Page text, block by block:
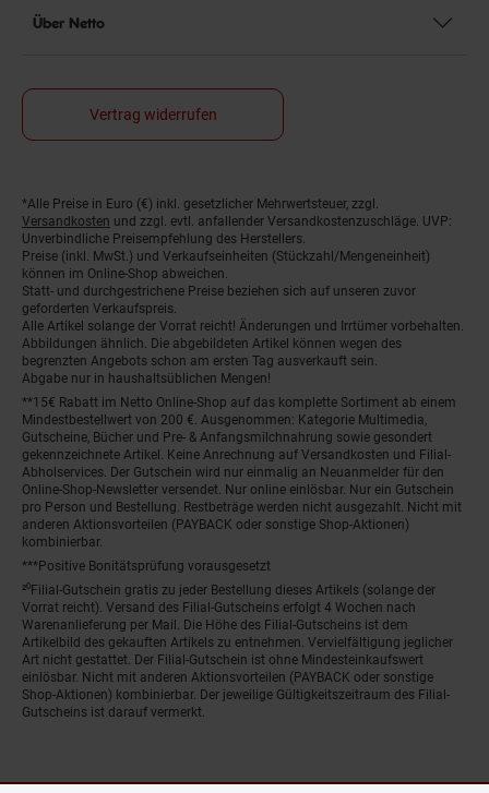
Über Netto
Vertrag widerrufen
Fußnoten
*Alle Preise in Euro (€) inkl. gesetzlicher Mehrwertsteuer, zzgl.
Versandkosten und zzgl. evtl. anfallender Versandkostenzuschläge. UVP:
Unverbindliche Preisempfehlung des Herstellers.
Preise (inkl. MwSt.) und Verkaufseinheiten (Stückzahl/Mengeneinheit)
können im Online-Shop abweichen.
Statt- und durchgestrichene Preise beziehen sich auf unseren zuvor
geforderten Verkaufspreis.
Alle Artikel solange der Vorrat reicht! Änderungen und Irrtümer vorbehalten.
Abbildungen ähnlich. Die abgebildeten Artikel können wegen des
begrenzten Angebots schon am ersten Tag ausverkauft sein.
Abgabe nur in haushaltsüblichen Mengen!
**15€ Rabatt im Netto Online-Shop auf das komplette Sortiment ab einem
Mindestbestellwert von 200 €. Ausgenommen: Kategorie Multimedia,
Gutscheine, Bücher und Pre- & Anfangsmilchnahrung sowie gesondert
gekennzeichnete Artikel. Keine Anrechnung auf Versandkosten und Filial-
Abholservices. Der Gutschein wird nur einmalig an Neuanmelder für den
Online-Shop-Newsletter versendet. Nur online einlösbar. Nur ein Gutschein
pro Person und Bestellung. Restbeträge werden nicht ausgezahlt. Nicht mit
anderen Aktionsvorteilen (PAYBACK oder sonstige Shop-Aktionen)
kombinierbar.
***Positive Bonitätsprüfung vorausgesetzt
²⁰Filial-Gutschein gratis zu jeder Bestellung dieses Artikels (solange der
Vorrat reicht). Versand des Filial-Gutscheins erfolgt 4 Wochen nach
Warenanlieferung per Mail. Die Höhe des Filial-Gutscheins ist dem
Artikelbild des gekauften Artikels zu entnehmen. Vervielfältigung jeglicher
Art nicht gestattet. Der Filial-Gutschein ist ohne Mindesteinkaufswert
einlösbar. Nicht mit anderen Aktionsvorteilen (PAYBACK oder sonstige
Shop-Aktionen) kombinierbar. Der jeweilige Gültigkeitszeitraum des Filial-
Gutscheins ist darauf vermerkt.